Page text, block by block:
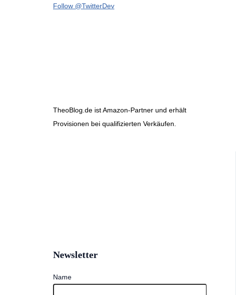
Follow @TwitterDev
TheoBlog.de ist Amazon-Partner und erhält
Provisionen bei qualifizierten Verkäufen.
Newsletter
Name